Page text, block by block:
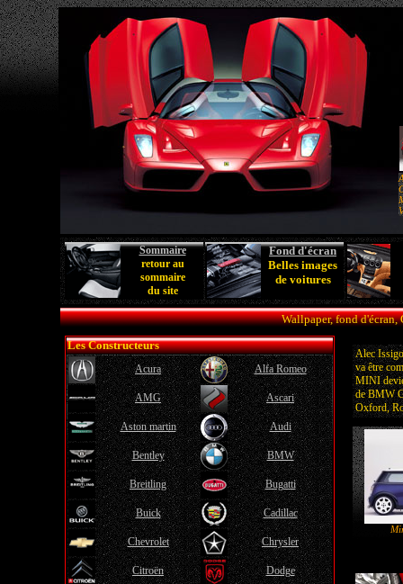
Sommaire
retour au
sommaire
du site
Fond d'écran
Belles images
de voitures
Wallpaper, fond
Les Constructeurs
Acura Alfa Romeo
AMG Ascari
Aston martin Audi
Bentley BMW
Breitling Bugatti
Buick Cadillac
Chevrolet Chrysler
Citroën Dodge
Alec
va être
MINI
de BMW
Oxford,